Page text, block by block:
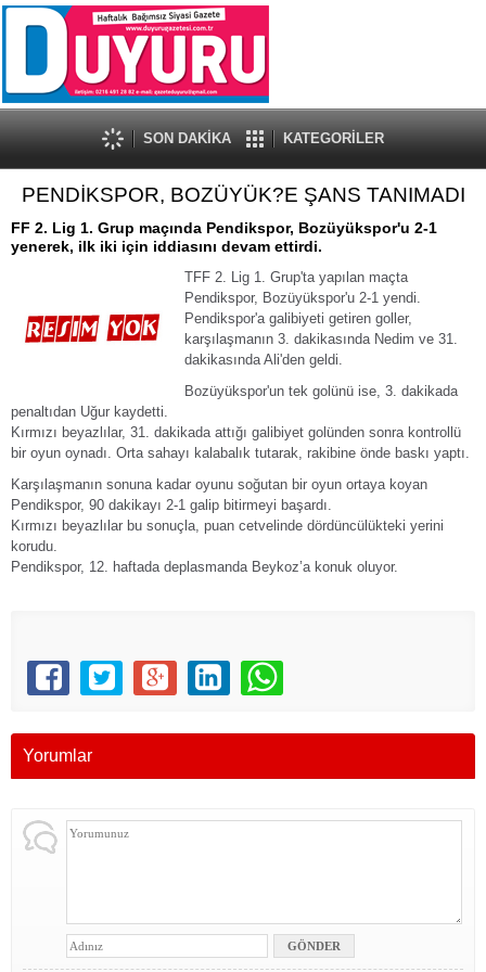
SON DAKİKA KATEGORİLER
PENDİKSPOR, BOZÜYÜK?E ŞANS TANIMADI
FF 2. Lig 1. Grup maçında Pendikspor, Bozüyükspor'u 2-1
yenerek, ilk iki için iddiasını devam ettirdi.
TFF 2. Lig 1. Grup'ta yapılan maçta
Pendikspor, Bozüyükspor'u 2-1 yendi.
Pendikspor'a galibiyeti getiren goller,
karşılaşmanın 3. dakikasında Nedim ve 31.
dakikasında Ali'den geldi.
Bozüyükspor'un tek golünü ise, 3. dakikada
penaltıdan Uğur kaydetti.
Kırmızı beyazlılar, 31. dakikada attığı galibiyet golünden sonra kontrollü
bir oyun oynadı. Orta sahayı kalabalık tutarak, rakibine önde baskı yaptı.
Karşılaşmanın sonuna kadar oyunu soğutan bir oyun ortaya koyan
Pendikspor, 90 dakikayı 2-1 galip bitirmeyi başardı.
Kırmızı beyazlılar bu sonuçla, puan cetvelinde dördüncülükteki yerini
korudu.
Pendikspor, 12. haftada deplasmanda Beykoz’a konuk oluyor.
Yorumlar